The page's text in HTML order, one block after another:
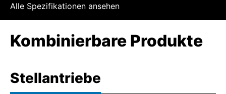
Alle Spezifikationen ansehen
Kombinierbare Produkte
Stellantriebe